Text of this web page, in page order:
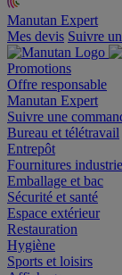
Manutan Expert
offre
Mes devis Suivre
Promotions
Offre responsable
Manutan Expert
Suivre une
Bureau et télétravail
Entrepôt
Fournitures
Emballage et bac
Sécurité et santé
Espace extérieur
Restauration
Hygiène